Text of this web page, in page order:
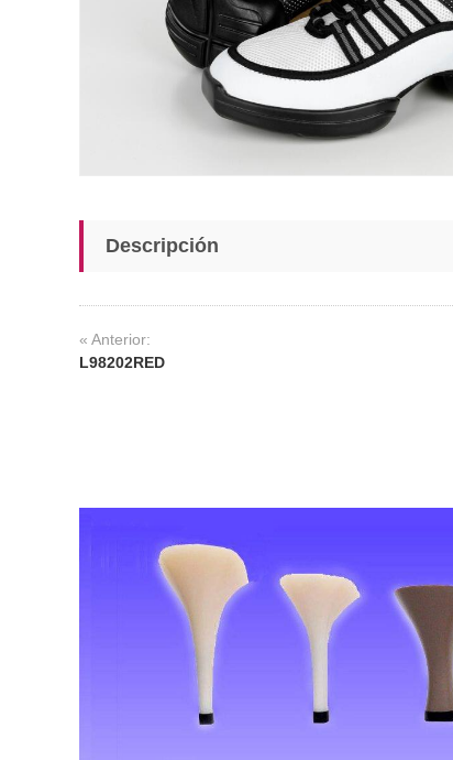
Descripción
« Anterior:
L98202RED